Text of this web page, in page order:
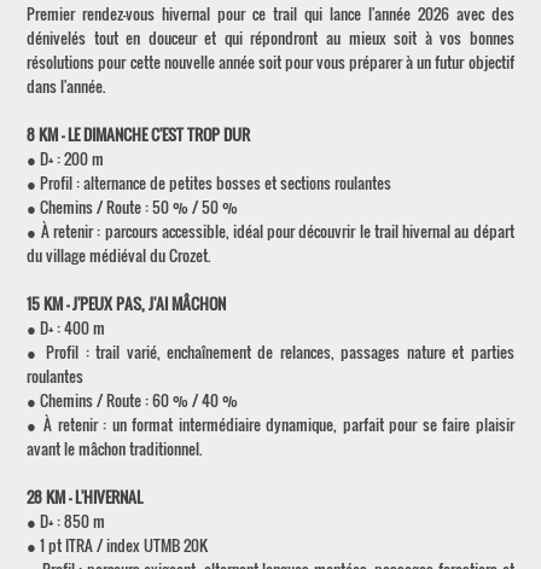
Premier rendez-vous hivernal pour ce trail qui lance l'année 2026 avec des
dénivelés tout en douceur et qui répondront au mieux soit à vos bonnes
résolutions pour cette nouvelle année soit pour vous préparer à un futur objectif
dans l'année.
8 KM – LE DIMANCHE C'EST TROP DUR
● D+ : 200 m
● Profil : alternance de petites bosses et sections roulantes
● Chemins / Route : 50 % / 50 %
● À retenir : parcours accessible, idéal pour découvrir le trail hivernal au départ
du village médiéval du Crozet.
15 KM – J'PEUX PAS, J'AI MÂCHON
● D+ : 400 m
● Profil : trail varié, enchaînement de relances, passages nature et parties
roulantes
● Chemins / Route : 60 % / 40 %
● À retenir : un format intermédiaire dynamique, parfait pour se faire plaisir
avant le mâchon traditionnel.
28 KM – L'HIVERNAL
● D+ : 850 m
● 1 pt ITRA / index UTMB 20K